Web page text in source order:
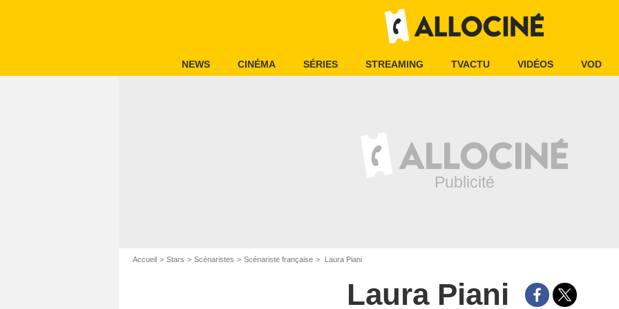
NEWS CINÉMA SÉRIES STREAMING TVACTU VIDÉOS VOD
Accueil Stars Scénaristes Scénariste française Laura Piani
Laura Piani